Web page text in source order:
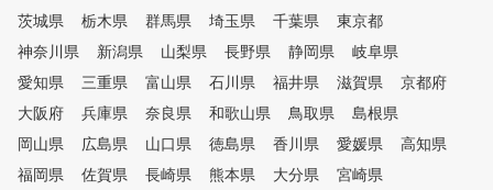
茨城県
栃木県 群馬県 埼玉県 千葉県
東京都
神奈川県
新潟県 山梨県 長野県 静岡県
岐阜県
愛知県
三重県 富山県 石川県 福井県 滋賀県
京都府
大阪府
兵庫県 奈良県 和歌山県 鳥取県
島根県
岡山県
広島県 山口県 徳島県 香川県 愛媛県
高知県
福岡県
佐賀県 長崎県 熊本県 大分県 宮崎県